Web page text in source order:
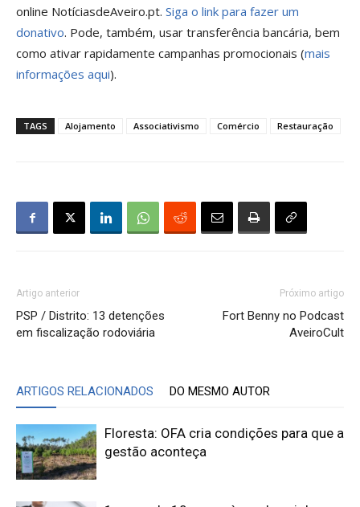
online NotíciasdeAveiro.pt. Siga o link para fazer um
donativo. Pode, também, usar transferência bancária, bem
como ativar rapidamente campanhas promocionais (mais
informações aqui).
TAGS Alojamento Associativismo Comércio Restauração
Artigo anterior
PSP / Distrito: 13 detenções
em fiscalização rodoviária
Próximo artigo
Fort Benny no Podcast
AveiroCult
ARTIGOS RELACIONADOS DO MESMO AUTOR
Floresta: OFA cria condições para que a
gestão aconteça